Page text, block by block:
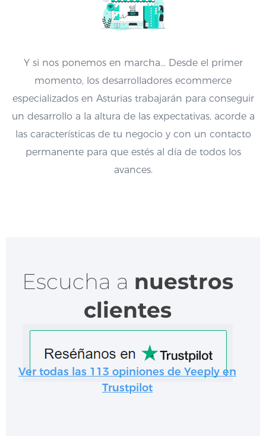
Y si nos ponemos en marcha… Desde el primer
momento, los desarrolladores ecommerce
especializados en Asturias trabajarán para conseguir
un desarrollo a la altura de las expectativas, acorde a
las características de tu negocio y con un contacto
permanente para que estés al día de todos los
avances.
Escucha a nuestros
clientes
Ver todas las 113 opiniones de Yeeply en
Trustpilot